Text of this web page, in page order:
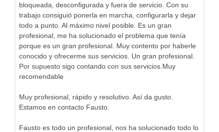
bloqueada, desconfigurada y fuera de servicio. Con su
trabajo consiguió ponerla en marcha, configurarla y dejar
todo a punto. Al máximo nivel posible. Es un gran
profesional, me ha solucionado el problema que tenía
porque es un gran profesional. Muy contento por haberle
conocido y ofrecerme sus servicios. Un gran profesional.
Por supuesto sigo contando con sus servicios.Muy
recomendable
Muy profesional, rápido y resolutivo. Así da gusto.
Estamos en contacto Fausto.
Fausto es todo un profesional, nos ha solucionado todo lo